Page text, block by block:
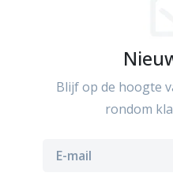
Blijf op de hoogte
rondom